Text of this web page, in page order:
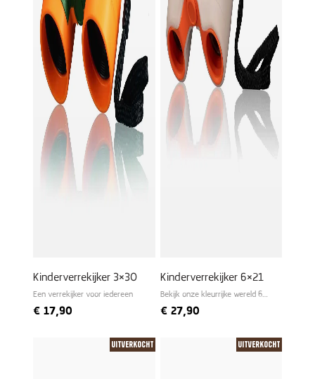
Kinderverrekijker 3×30
Een verrekijker voor iedereen
€ 17,90
Kinderverrekijker 6×21
Bekijk onze kleurrijke wereld 6
€27,90
Uitverkocht Uitverkocht